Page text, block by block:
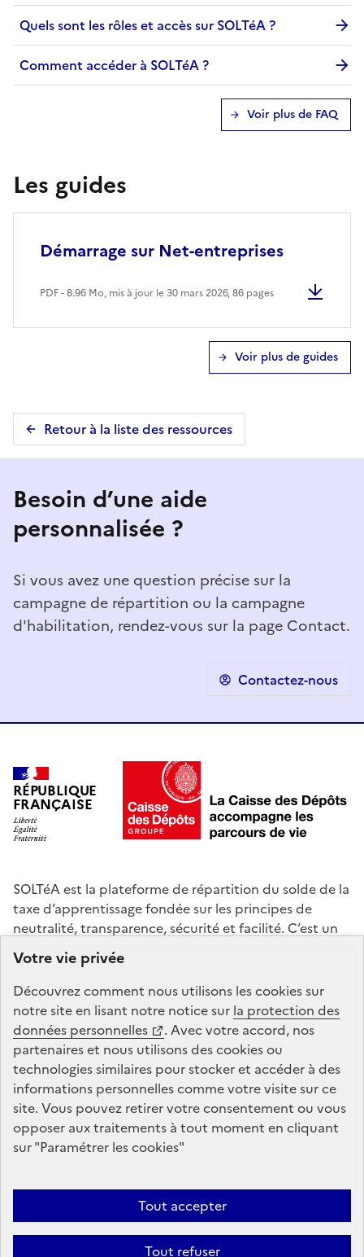
Votre vie privée
Découvrez comment nous utilisons lescookiessur
notre site en lisant notre notice sur la protection des
données personnelles
. Avec votre accord, nos
partenaires et nous utilisons descookiesou
technologies similaires pour stocker et accéder à des
informations personnelles comme votre visite sur ce
site. Vous pouvez retirer votre consentement ou vous
opposer aux traitements à tout moment en cliquant
sur "Paramétrer lescookies"
Tout accepter
Tout refuser
Quels sont les rôles et accès sur SOLTéA ?
Comment accéder à SOLTéA ?
Voir plus de FAQ
Les guides
Démarrage sur Net-entreprises
PDF - 8.96 Mo, mis à jour le 30 mars 2026, 86 pages
Voir plus de guides
Retour à la liste des ressources
Besoin d’une aide
personnalisée ?
Si vous avez une question précise sur la
campagne de répartition ou la campagne
d'habilitation, rendez-vous sur la page Contact.
Contactez-nous
RÉPUBLIQUE
FRANÇAISE
SOLTéA est la plateforme de répartition du solde de la
taxe d’apprentissage fondée sur les principes de
neutralité, transparence, sécurité et facilité. C’est un
service mandaté par les ministères chargés de
l’éducation et de l’enseignement supérieur. La Caisse
des Dépôts gère la plateforme de répartition du solde
de la taxe d’apprentissage : conception, animation,
maintenance, traitements informatiques et assistance
technique.
legifrance.gouv.fr
gouvernement.fr
service-public.fr
data.gouv.fr
Conditions Générales d’Utilisation
Données personnelles et cookies
Accessibilité : non conforme